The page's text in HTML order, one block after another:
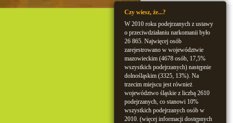
Czy wiesz, że...?
W 2010 roku podejrzanych z ustawy
o przeciwdziałaniu narkomanii było
26 865. Najwięcej osób
zarejestrowano w województwie
mazowieckim (4678 osób, 17,5%
wszystkich podejrzanych) następnie
dolnośląskim (3325, 13%). Na
trzecim miejscu jest również
województwo śląskie z liczbą 2610
podejrzanych, co stanowi 10%
wszystkich podejrzanych osób w
2010. (więcej informacji dostępnych